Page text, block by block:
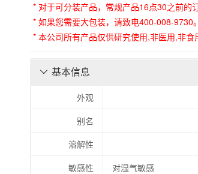
* 对于可分装产品，常规产品16点30之前的
* 如果您需要大包装，请致电400-008-9730。
* 本公司所有产品仅供研究使用,非医用,非食
基本信息

外观
别名
溶解性
敏感性
对湿气敏感